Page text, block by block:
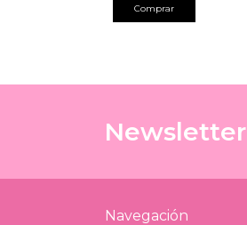
Newsletter
Navegación